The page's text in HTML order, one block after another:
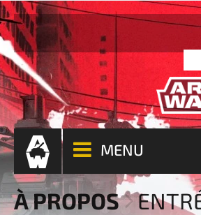
MENU
À PROPOS